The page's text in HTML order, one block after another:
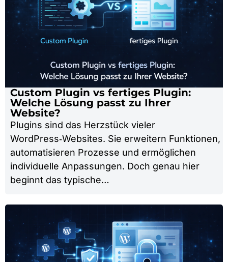
Custom Plugin vs fertiges Plugin:
Welche Lösung passt zu Ihrer
Website?
Plugins sind das Herzstück vieler
WordPress‑Websites. Sie erweitern Funktionen,
automatisieren Prozesse und ermöglichen
individuelle Anpassungen. Doch genau hier
beginnt das typische…